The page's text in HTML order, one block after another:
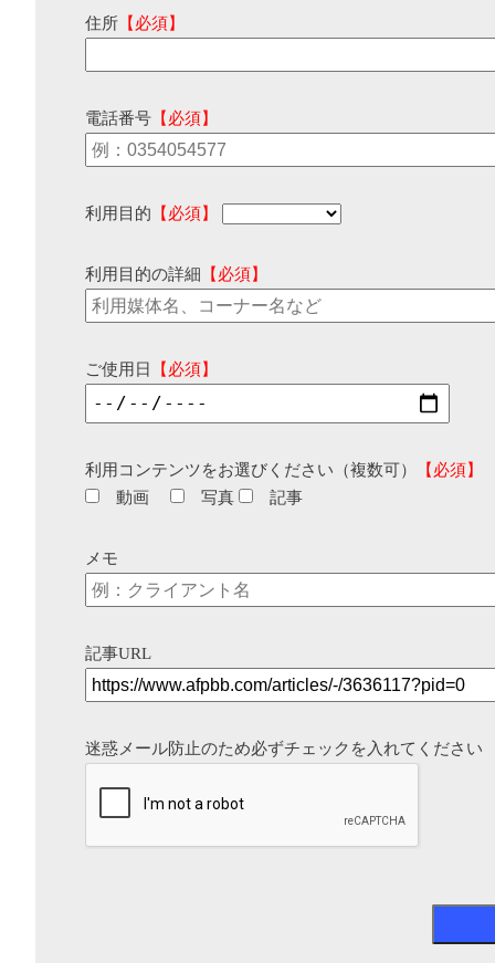
住所 【必須】
電話番号 【必須】
利用目的 【必須】
利用目的の詳細 【必須】
ご使用日 【必須】
利用コンテンツをお選びください（複数可）
【必須】
動画
写真 記事
メモ
記事URL
迷惑メール防止のため必ずチェックを入れてください